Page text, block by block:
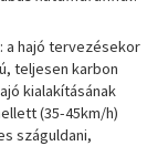
a hajó tervezésekor
teljesen karbon
kialakításának
(35-45km/h)
száguldani,